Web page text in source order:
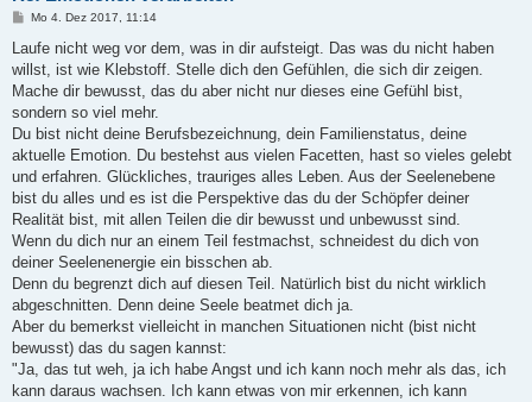
B
i
r
a
Mo 4. Dez 2017, 11:14
Laufe nicht weg vor dem, was in dir aufsteigt. Das was du nicht haben
willst, ist wie Klebstoff. Stelle dich den Gefühlen, die sich dir zeigen.
Mache dir bewusst, das du aber nicht nur dieses eine Gefühl bist,
sondern so viel mehr.
Du bist nicht deine Berufsbezeichnung, dein Familienstatus, deine
aktuelle Emotion. Du bestehst aus vielen Facetten, hast so vieles gelebt
und erfahren. Glückliches, trauriges alles Leben. Aus der Seelenebene
bist du alles und es ist die Perspektive das du der Schöpfer deiner
Realität bist, mit allen Teilen die dir bewusst und unbewusst sind.
Wenn du dich nur an einem Teil festmachst, schneidest du dich von
deiner Seelenenergie ein bisschen ab.
Denn du begrenzt dich auf diesen Teil. Natürlich bist du nicht wirklich
abgeschnitten. Denn deine Seele beatmet dich ja.
Aber du bemerkst vielleicht in manchen Situationen nicht (bist nicht
bewusst) das du sagen kannst:
"Ja, das tut weh, ja ich habe Angst und ich kann noch mehr als das, ich
kann daraus wachsen. Ich kann etwas von mir erkennen, ich kann